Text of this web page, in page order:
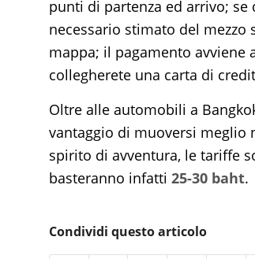
punti di partenza ed arrivo;
necessario stimato del mezzo
mappa; il pagamento avviene
collegherete una carta di
Oltre alle automobili a
vantaggio di muoversi meglio
spirito di avventura, le tariffe
basteranno infatti 25-30 baht.
Condividi questo articolo